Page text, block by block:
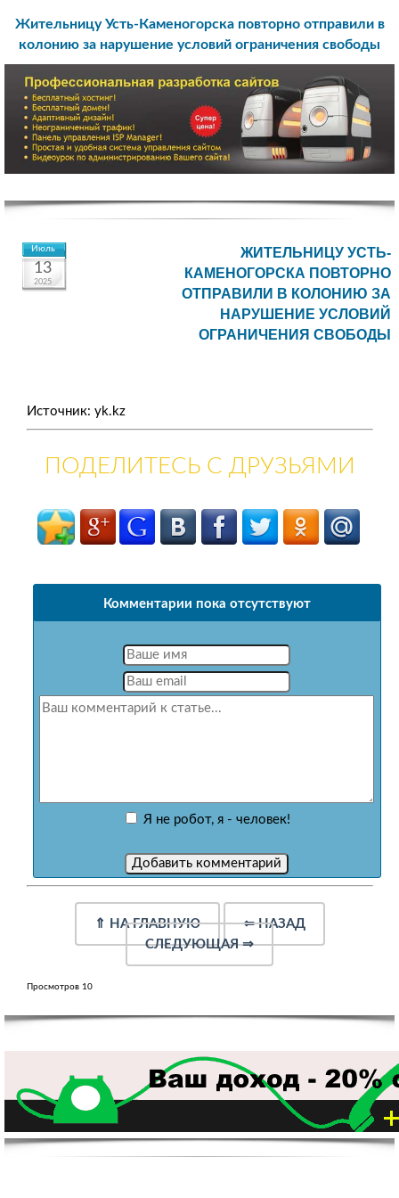
Жительницу Усть-Каменогорска повторно отправили в
колонию за нарушение условий ограничения свободы
Июль
13
2025
ЖИТЕЛЬНИЦУ УСТЬ-
КАМЕНОГОРСКА ПОВТОРНО
ОТПРАВИЛИ В КОЛОНИЮ ЗА
НАРУШЕНИЕ УСЛОВИЙ
ОГРАНИЧЕНИЯ СВОБОДЫ
Источник: yk.kz
ПОДЕЛИТЕСЬ С ДРУЗЬЯМИ
Комментарии пока отсутствуют
Я не робот, я - человек!
⇑ НА ГЛАВНУЮ ⇐НАЗАД
СЛЕДУЮЩАЯ⇒
Просмотров 10